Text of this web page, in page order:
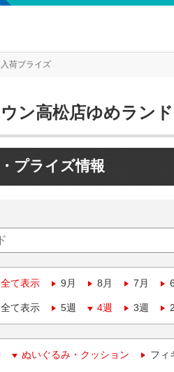
入荷プライズ
ン高松店ゆめランド
プライズ情報
全て表示 9月 8月 7月
全て表示 5週 4週 3週
ぬいぐるみ・クッション フィ